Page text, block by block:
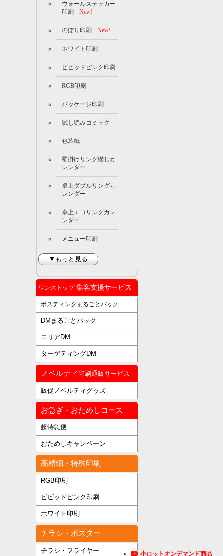
ウォールステッカー
印刷
New!
のぼり印刷 New!
ホワイト印刷
ビビッドピンク印刷
RGB印刷
パッケージ印刷
試し読みコミック
包装紙
壁掛けリング綴じカ
レンダー
卓上ダブルリングカ
レンダー
卓上エコリングカレ
ンダー
メニュー印刷
▼もっと見る
ワンストップ集客支援サービス
ポスティングまるごとパック
DMまるごとパック
エリアDM
ターゲティングDM
ノベルティ 印刷通販サービス
販促ノベルティグッズ
お急ぎ・おためしコース
超特急便
おためしキャンペーン
高精細・特殊印刷
RGB印刷
ビビッドピンク印刷
ホワイト印刷
チラシ・ポスター
チラシ・フライヤー 小ロットオンデマンド商品